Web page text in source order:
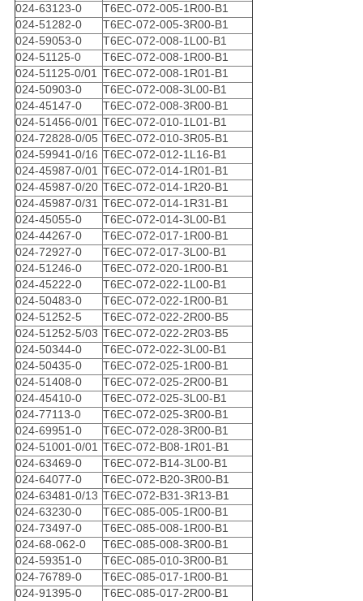
024-63123-0
T6EC-072-005-1R00-B1
024-51282-0
T6EC-072-005-3R00-B1
024-59053-0
T6EC-072-008-1L00-B1
024-51125-0
T6EC-072-008-1R00-B1
024-51125-0/01
T6EC-072-008-1R01-B1
024-50903-0
T6EC-072-008-3L00-B1
024-45147-0
T6EC-072-008-3R00-B1
024-51456-0/01 T6EC-072-010-1L01-B1
024-72828-0/05 T6EC-072-010-3R05-B1
024-59941-0/16 T6EC-072-012-1L16-B1
024-45987-0/01 T6EC-072-014-1R01-B1
024-45987-0/20 T6EC-072-014-1R20-B1
024-45987-0/31 T6EC-072-014-1R31-B1
024-45055-0
T6EC-072-014-3L00-B1
024-44267-0
T6EC-072-017-1R00-B1
024-72927-0
T6EC-072-017-3L00-B1
024-51246-0
T6EC-072-020-1R00-B1
024-45222-0
T6EC-072-022-1L00-B1
024-50483-0
T6EC-072-022-1R00-B1
024-51252-5
T6EC-072-022-2R00-B5
024-51252-5/03 T6EC-072-022-2R03-B5
024-50344-0
T6EC-072-022-3L00-B1
024-50435-0
T6EC-072-025-1R00-B1
024-51408-0
T6EC-072-025-2R00-B1
024-45410-0
T6EC-072-025-3L00-B1
024-77113-0
T6EC-072-025-3R00-B1
024-69951-0
T6EC-072-028-3R00-B1
024-51001-0/01 T6EC-072-B08-1R01-B1
024-63469-0
T6EC-072-B14-3L00-B1
024-64077-0
T6EC-072-B20-3R00-B1
024-63481-0/13 T6EC-072-B31-3R13-B1
024-63230-0
T6EC-085-005-1R00-B1
024-73497-0
T6EC-085-008-1R00-B1
024-68-062-0
T6EC-085-008-3R00-B1
024-59351-0
T6EC-085-010-3R00-B1
024-76789-0
T6EC-085-017-1R00-B1
024-91395-0
T6EC-085-017-2R00-B1